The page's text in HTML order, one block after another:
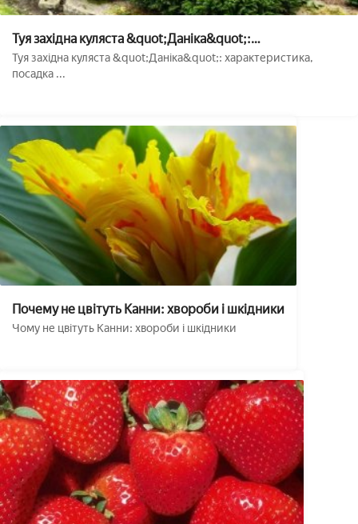
Туя західна куляста &quot;Даніка&quot;:
характеристика, посадка і догляд
Туя західна куляста &quot;Даніка&quot;: характеристика,
посадка ...
Почему не цвітуть Канни: хвороби і шкідники
Чому не цвітуть Канни: хвороби і шкідники